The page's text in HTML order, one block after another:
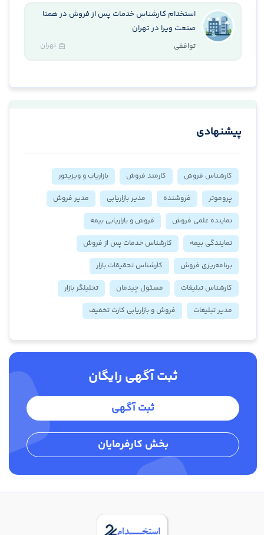
استخدام کارشناس خدمات پس از فروش در همتا
صنعت ویرا در تهران
توافقی تهران
پیشنهادی
کارشناس فروش کارمند فروش
بازاریاب و ویزیتور
پروموتر
فروشنده مدیر بازاریابی
مدیر فروش
نماینده علمی فروش
فروش و بازاریابی بیمه
نمایندگی بیمه
کارشناس خدمات پس از فروش
برنامه‌ریزی فروش
کارشناس تحقیقات بازار
کارشناس تبلیغات
مسئول چیدمان
تحلیلگر بازار
مدیر تبلیغات
فروش و بازاریابی کارت تخفیف
ثبت آگهی رایگان
ثبت آگهی
بخش کارفرمایان